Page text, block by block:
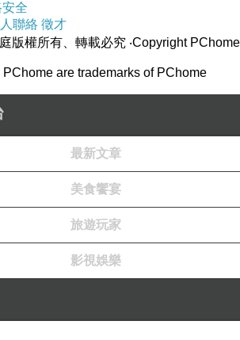
全
聯絡 徵才
庭版權所有、轉載必究 ‧Copyright PChome
are trademarks of PChome
最新文章
美食饗宴
旅遊玩家
影視娛樂